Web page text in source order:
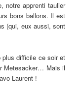
notre apprenti taulier
bons ballons. Il est
(qui, eux aussi, sont
plus difficile ce soir et
Metesacker… Mais il
Laurent !